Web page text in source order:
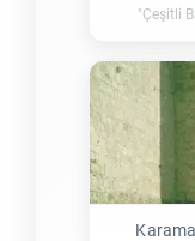
"Çeşitli